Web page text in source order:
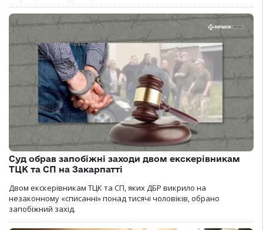
Суд обрав запобіжні заходи двом екскерівникам
ТЦК та СП на Закарпатті
Двом екскерівникам ТЦК та СП, яких ДБР викрило на
незаконному «списанні» понад тисячі чоловіків, обрано
запобіжний захід.